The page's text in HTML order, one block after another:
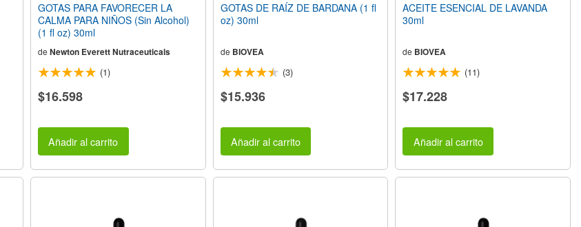
GOTAS PARA FAVORECER LA
CALMA PARA NIÑOS (Sin Alcohol)
(1 fl oz) 30ml
de Newton Everett Nutraceuticals
(1)
$16.598
Añadir al carrito
GOTAS DE RAÍZ DE BARDANA (1 fl
oz) 30ml
de BIOVEA
(3)
$15.936
Añadir al carrito
ACEITE ESENCIAL DE LAVANDA
30ml
de BIOVEA
(11)
$17.228
Añadir al carrito